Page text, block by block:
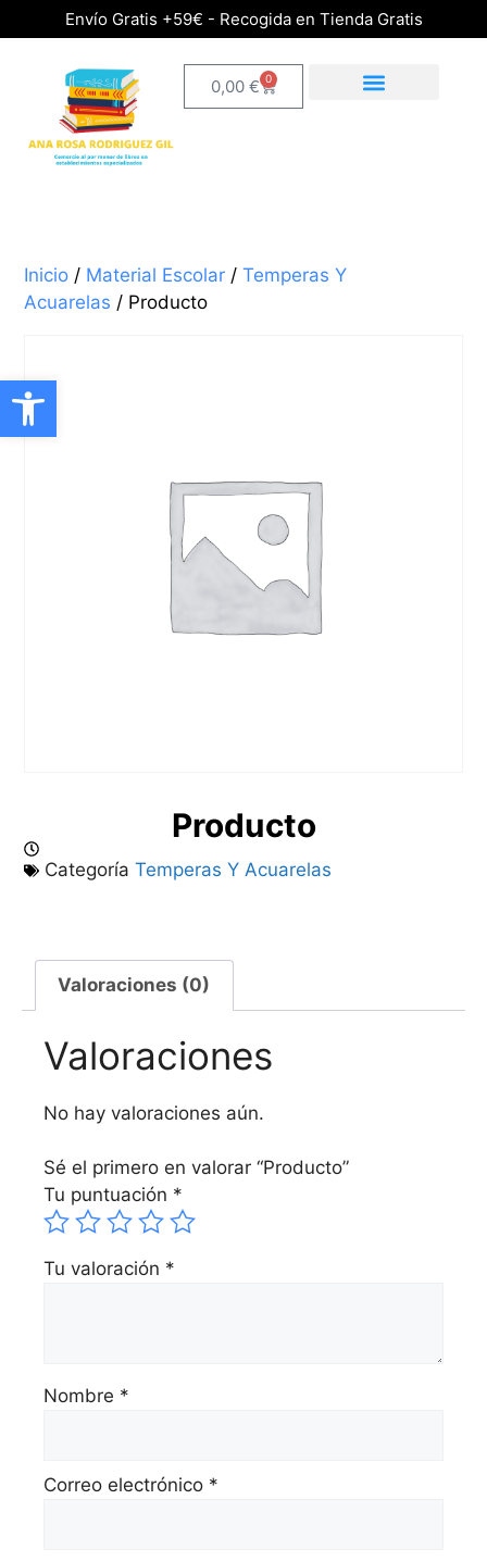
Abrir barra de herramientas
Envío Gratis +59€ - Recogida en Tienda Gratis
0,00 € 0
Producto
Categoría Temperas Y Acuarelas
Inicio / Material Escolar /Temperas Y
Acuarelas / Producto
Valoraciones (0)
Valoraciones
No hay valoraciones aún.
Sé el primero en valorar “Producto”
Tu puntuación *
Tu valoración *
Nombre *
Correo electrónico *